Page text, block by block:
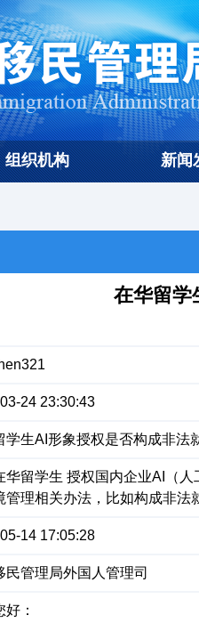
组织机构 新闻
在华留学
24 23:30:43
学生AI形象授权是否构成非法
华留学生 授权国内企业AI（
管理相关办法，比如构成非法
14 17:05:28
民管理局外国人管理司
：